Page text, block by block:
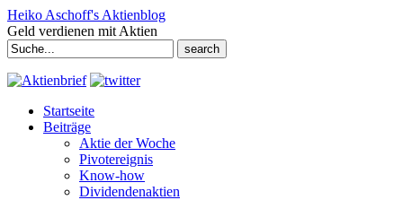
Heiko Aschoff's Aktienblog
Geld verdienen mit Aktien
Search
for:
Startseite
Beiträge
Aktie der Woche
Pivotereignis
Know-how
Dividendenaktien